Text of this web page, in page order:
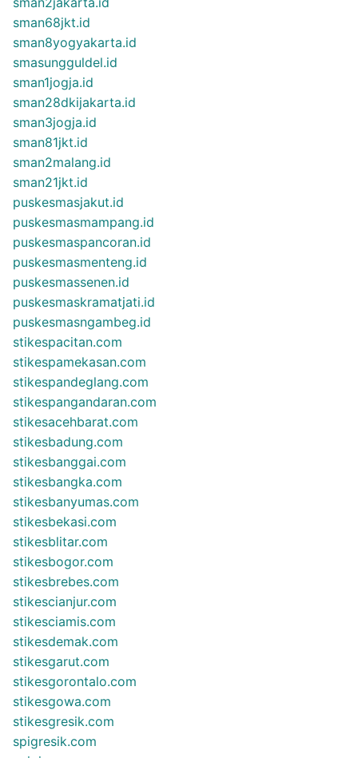
sman68jkt.id
sman8yogyakarta.id
smasungguldel.id
sman1jogja.id
sman28dkijakarta.id
sman3jogja.id
sman81jkt.id
sman2malang.id
sman21jkt.id
puskesmasjakut.id
puskesmasmampang.id
puskesmaspancoran.id
puskesmasmenteng.id
puskesmassenen.id
puskesmaskramatjati.id
puskesmasngambeg.id
stikespacitan.com
stikespamekasan.com
stikespandeglang.com
stikespangandaran.com
stikesacehbarat.com
stikesbadung.com
stikesbanggai.com
stikesbangka.com
stikesbanyumas.com
stikesbekasi.com
stikesblitar.com
stikesbogor.com
stikesbrebes.com
stikescianjur.com
stikesciamis.com
stikesdemak.com
stikesgarut.com
stikesgorontalo.com
stikesgowa.com
stikesgresik.com
spigresik.com